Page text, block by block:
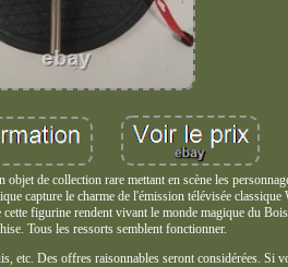
de collection rare mettant en scène les
capture le charme de l'émission télévisée
figurine rendent vivant le monde magique du
Tous les ressorts semblent fonctionner.
etc. Des offres raisonnables seront considérées. Si